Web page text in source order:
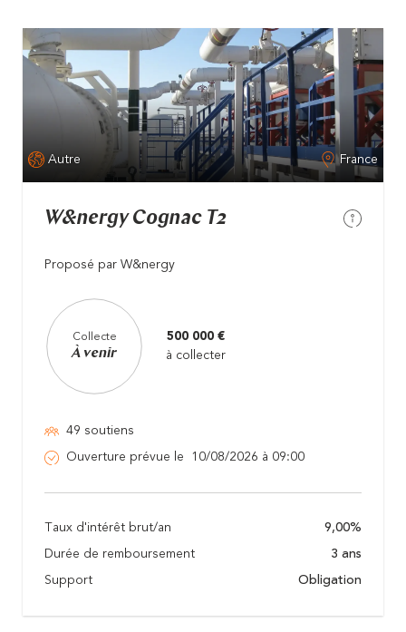
Autre France
W&nergy Cognac T2
Proposé par W&nergy
Collecte
À venir
500 000 €
à collecter
49 soutiens
Ouverture prévue le 10/08/2026 à 09:00
Taux d'intérêt brut/an 9,00%
Durée de remboursement 3 ans
Support Obligation